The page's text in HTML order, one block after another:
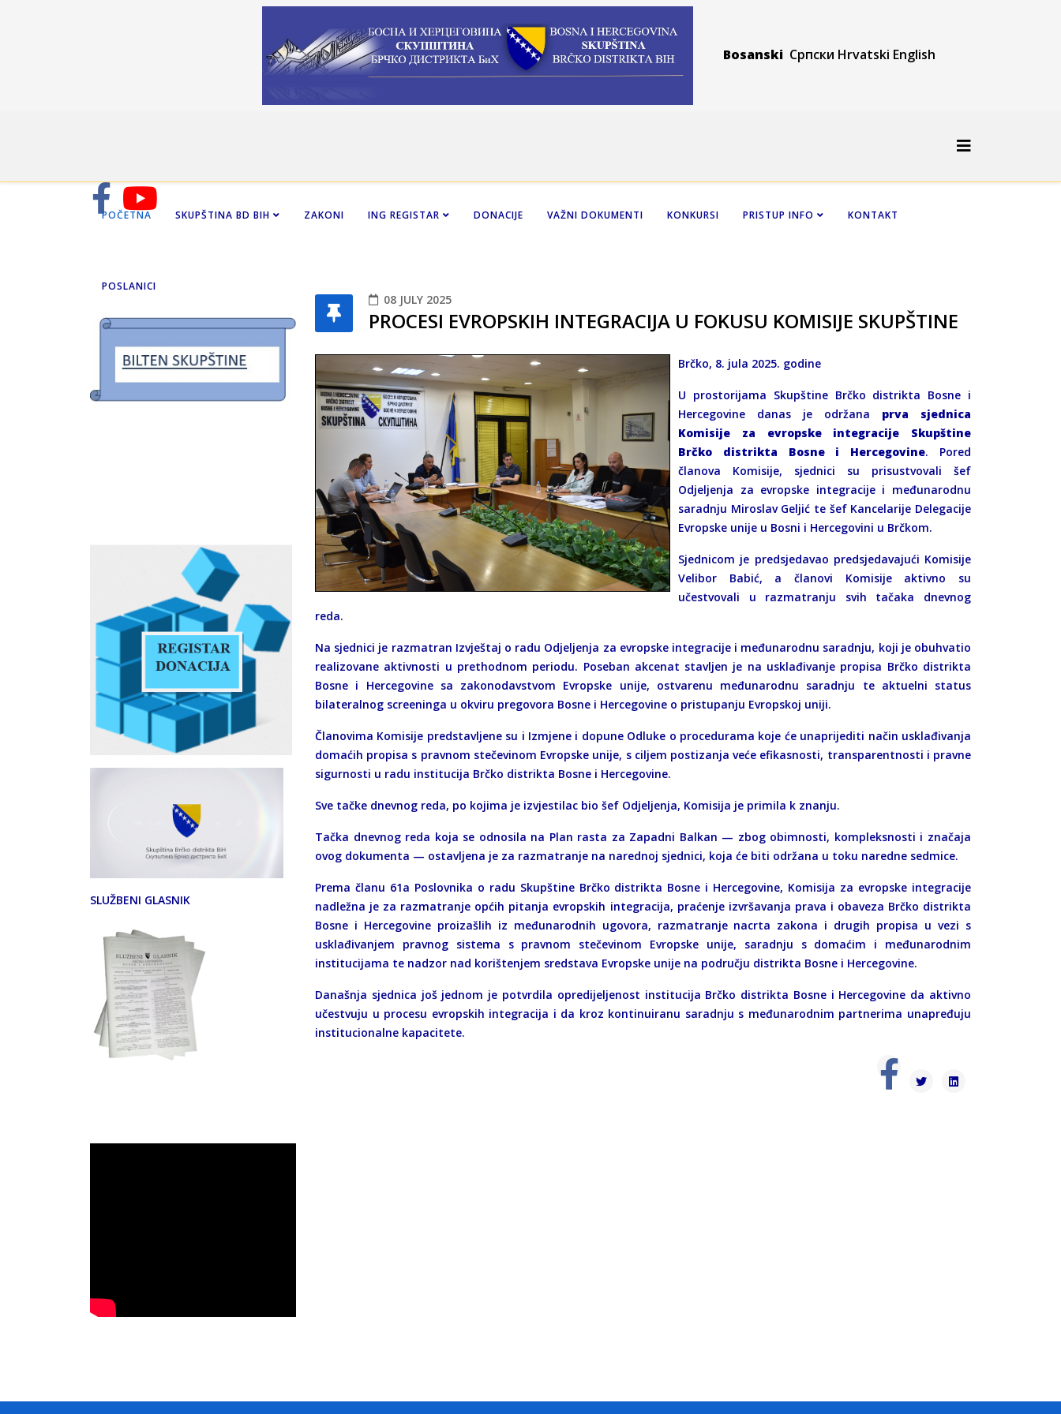
Bosanski Српски Hrvatski English
POČETNA SKUPŠTINA BD BIH ZAKONI ING REGISTAR DONACIJE VAŽNI DOKUMENTI KONKURSI PRISTUP INFO KONTAKT
POSLANICI
SLUŽBENI GLASNIK
08 JULY 2025
PROCESI EVROPSKIH INTEGRACIJA U FOKUSU KOMISIJE SKUPŠTINE
Brčko, 8. jula 2025. godine
U prostorijama Skupštine Brčko distrikta Bosne i
Hercegovine danas je održana prva sjednica
Komisije za evropske integracije Skupštine
Brčko distrikta Bosne i Hercegovine. Pored
članova Komisije, sjednici su prisustvovali šef
Odjeljenja za evropske integracije i međunarodnu
saradnju Miroslav Geljić te šef Kancelarije Delegacije
Evropske unije u Bosni i Hercegovini u Brčkom.
Sjednicom je predsjedavao predsjedavajući Komisije
Velibor Babić, a članovi Komisije aktivno su
učestvovali u razmatranju svih tačaka dnevnog
reda.
Na sjednici je razmatran Izvještaj o radu Odjeljenja za evropske integracije i međunarodnu saradnju, koji je obuhvatio
realizovane aktivnosti u prethodnom periodu. Poseban akcenat stavljen je na usklađivanje propisa Brčko distrikta
Bosne i Hercegovine sa zakonodavstvom Evropske unije, ostvarenu međunarodnu saradnju te aktuelni status
bilateralnog screeninga u okviru pregovora Bosne i Hercegovine o pristupanju Evropskoj uniji.
Članovima Komisije predstavljene su i Izmjene i dopune Odluke o procedurama koje će unaprijediti način usklađivanja
domaćih propisa s pravnom stečevinom Evropske unije, s ciljem postizanja veće efikasnosti, transparentnosti i pravne
sigurnosti u radu institucija Brčko distrikta Bosne i Hercegovine.
Sve tačke dnevnog reda, po kojima je izvjestilac bio šef Odjeljenja, Komisija je primila k znanju.
Tačka dnevnog reda koja se odnosila na Plan rasta za Zapadni Balkan — zbog obimnosti, kompleksnosti i značaja
ovog dokumenta — ostavljena je za razmatranje na narednoj sjednici, koja će biti održana u toku naredne sedmice.
Prema članu 61a Poslovnika o radu Skupštine Brčko distrikta Bosne i Hercegovine, Komisija za evropske integracije
nadležna je za razmatranje općih pitanja evropskih integracija, praćenje izvršavanja prava i obaveza Brčko distrikta
Bosne i Hercegovine proizašlih iz međunarodnih ugovora, razmatranje nacrta zakona i drugih propisa u vezi s
usklađivanjem pravnog sistema s pravnom stečevinom Evropske unije, saradnju s domaćim i međunarodnim
institucijama te nadzor nad korištenjem sredstava Evropske unije na području distrikta Bosne i Hercegovine.
Današnja sjednica još jednom je potvrdila opredijeljenost institucija Brčko distrikta Bosne i Hercegovine da aktivno
učestvuju u procesu evropskih integracija i da kroz kontinuiranu saradnju s međunarodnim partnerima unapređuju
institucionalne kapacitete.